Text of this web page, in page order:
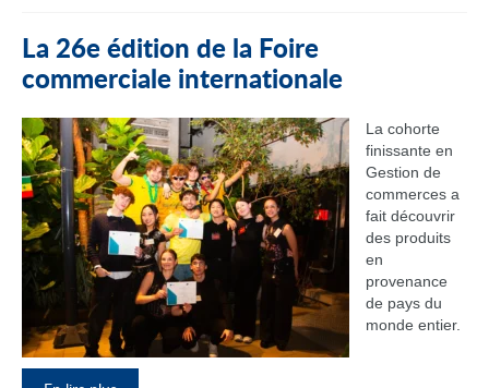
La 26e édition de la Foire
commerciale internationale
La cohorte
finissante en
Gestion de
commerces a
fait découvrir
des produits
en
provenance
de pays du
monde entier.